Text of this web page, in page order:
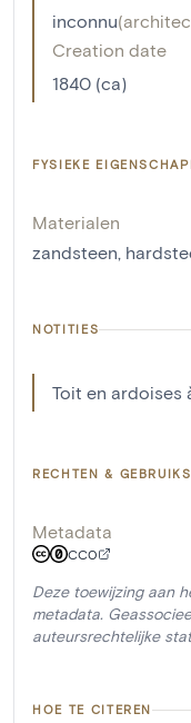
inconnu(
Creation date
1840 (ca)
FYSIEKE
Materialen
zandsteen,
NOTITIES
Toit en ardoises
RECHTEN &
Metadata
CC0
Deze toewijzing aan
metadata.
auteursrechtelijke
HOE TE CITEREN